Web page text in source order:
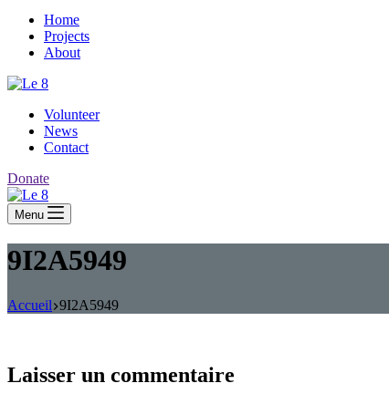
Home
Projects
About
Volunteer
News
Contact
Donate
Menu
9I2A5949
Accueil 9I2A5949
Laisser un commentaire